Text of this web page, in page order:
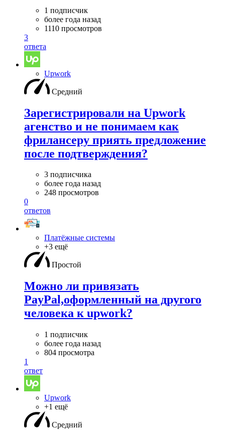
1 подписчик
более года назад
1110 просмотров
3
ответа
Upwork
Средний
Зарегистрировали на Upwork
агенство и не понимаем как
фрилансеру приять предложение
после подтверждения?
3 подписчика
более года назад
248 просмотров
0
ответов
Платёжные системы
+3 ещё
Простой
Можно ли привязать
PayPal,оформленный на другого
человека к upwork?
1 подписчик
более года назад
804 просмотра
1
ответ
Upwork
+1 ещё
Средний